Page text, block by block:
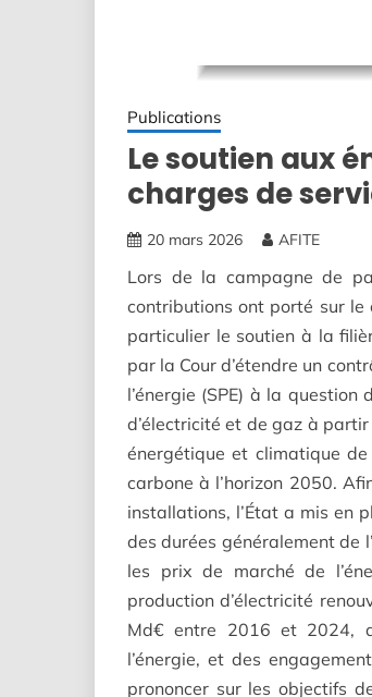
Publications
Le soutien aux
charges de
20 mars 2026 AFITE
Lors de la campagne de
contributions ont porté sur le
particulier le soutien à la
par la Cour d’étendre un
l’énergie (SPE) à la
d’électricité et de gaz à
énergétique et climatique
carbone à l’horizon 2050.
installations, l’État a mis en
des durées généralement de
les prix de marché de
production d’électricité
Md€ entre 2016 et 2024,
l’énergie, et des
prononcer sur les objectifs